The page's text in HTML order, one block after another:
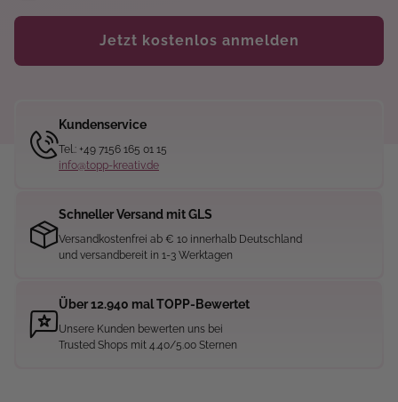
Jetzt kostenlos anmelden
Kundenservice
Tel.: +49 7156 165 01 15
info@topp-kreativ.de
Schneller Versand mit GLS
Versandkostenfrei ab € 10 innerhalb Deutschland
und versandbereit in 1-3 Werktagen
Über 12.940 mal TOPP-Bewertet
Unsere Kunden bewerten uns bei
Trusted Shops mit 4.40/5.00 Sternen